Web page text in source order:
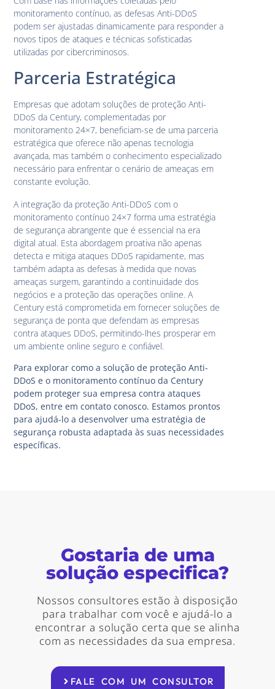
monitoramento contínuo, as defesas Anti-DDoS
podem ser ajustadas dinamicamente para responder a
novos tipos de ataques e técnicas sofisticadas
utilizadas por cibercriminosos.
Parceria Estratégica
Empresas que adotam soluções de proteção Anti-
DDoS da Century, complementadas por
monitoramento 24×7, beneficiam-se de uma parceria
estratégica que oferece não apenas tecnologia
avançada, mas também o conhecimento especializado
necessário para enfrentar o cenário de ameaças em
constante evolução.
A integração da proteção Anti-DDoS com o
monitoramento contínuo 24×7 forma uma estratégia
de segurança abrangente que é essencial na era
digital atual. Esta abordagem proativa não apenas
detecta e mitiga ataques DDoS rapidamente, mas
também adapta as defesas à medida que novas
ameaças surgem, garantindo a continuidade dos
negócios e a proteção das operações online. A
Century está comprometida em fornecer soluções de
segurança de ponta que defendam as empresas
contra ataques DDoS, permitindo-lhes prosperar em
um ambiente online seguro e confiável.
Para explorar como a solução de proteção Anti-
DDoS e o monitoramento contínuo da Century
podem proteger sua empresa contra ataques
DDoS, entre em contato conosco. Estamos prontos
para ajudá-lo a desenvolver uma estratégia de
segurança robusta adaptada às suas necessidades
específicas.
Gostaria de uma
solução especifica?
Nossos consultores estão à disposição
para trabalhar com você e ajudá-lo a
encontrar a solução certa que se alinha
com as necessidades da sua empresa.
FALE COM UM CONSULTOR